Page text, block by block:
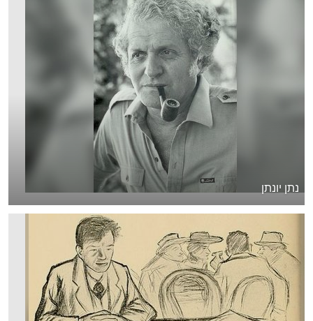
נתן יונתן